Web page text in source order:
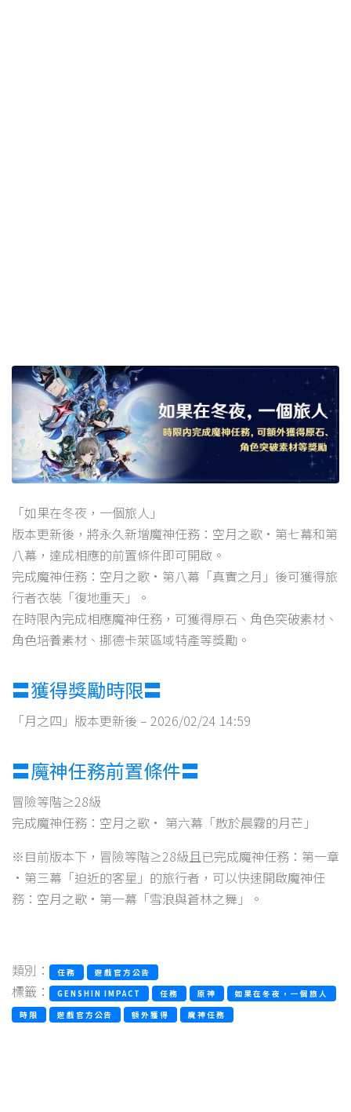
「如果在冬夜，一個旅人」
版本更新後，將永久新增魔神任務：空月之歌·第七幕和第
八幕，達成相應的前置條件即可開啟。
完成魔神任務：空月之歌·第八幕「真實之月」後可獲得旅
行者衣裝「復地重天」。
在時限內完成相應魔神任務，可獲得原石、角色突破素材、
角色培養素材、挪德卡萊區域特產等獎勵。
〓獲得獎勵時限〓
「月之四」版本更新後 – 2026/02/24 14:59
〓魔神任務前置條件〓
冒險等階≥28級
完成魔神任務：空月之歌· 第六幕「散於晨霧的月芒」
※目前版本下，冒險等階≥28級且已完成魔神任務：第一章
·第三幕「迫近的客星」的旅行者，可以快速開啟魔神任
務：空月之歌·第一幕「雪浪與蒼林之舞」。
類別： 任務 遊戲官方公告
標籤： GENSHIN IMPACT 任務 原神
如果在冬夜，一個旅人
時限
遊戲官方公告 額外獲得 魔神任務